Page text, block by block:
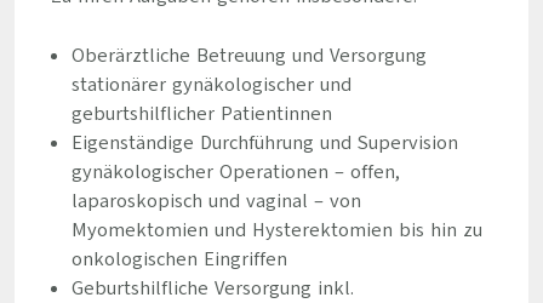
Oberärztliche Betreuung und Versorgung
stationärer gynäkologischer und
geburtshilflicher Patientinnen
Eigenständige Durchführung und Supervision
gynäkologischer Operationen – offen,
laparoskopisch und vaginal – von
Myomektomien und Hysterektomien bis hin zu
onkologischen Eingriffen
Geburtshilfliche Versorgung inkl.